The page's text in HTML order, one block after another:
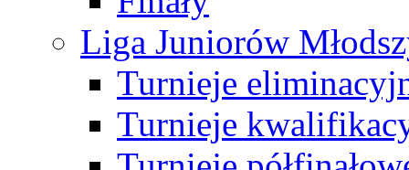
Liga Juniorów
Turnieje
Turnieje